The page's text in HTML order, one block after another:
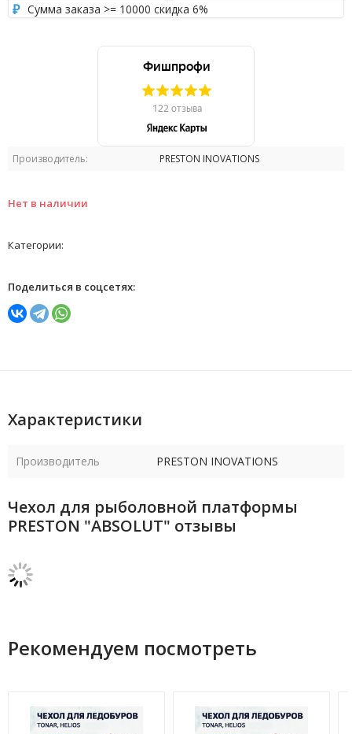
Производитель: PRESTON INOVATIONS
Нет в наличии
Сумма заказа >= 10000 скидка 6%
Категории:
Поделиться в соцсетях:
Характеристики
Производитель PRESTON INOVATIONS
Чехол для рыболовной платформы
PRESTON "ABSOLUT" отзывы
Рекомендуем посмотреть